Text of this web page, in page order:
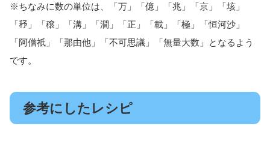
※ちなみに数の単位は、「万」「億」「兆」「京」「垓」
「𥝱」「穣」「溝」「澗」「正」「載」「極」「恒河沙」
「阿僧祇」「那由他」「不可思議」「無量大数」となるよう
です。
参考にしたレシピ